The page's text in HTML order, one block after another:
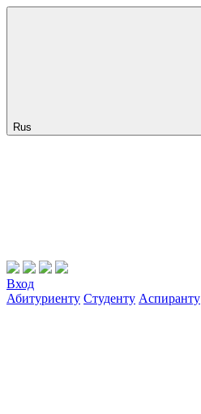
Rus
Вход
Абитуриенту Студенту Аспиранту